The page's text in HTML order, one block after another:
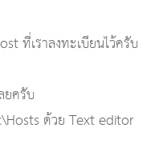
ที่เราลงทะเบียนไว้ครับ
ยครับ
ด้วย Text editor